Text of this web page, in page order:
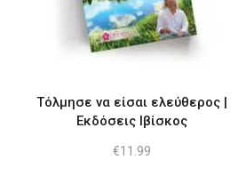
Τόλμησε να είσαι ελεύθερος |
Εκδόσεις Ιβίσκος
€11.99